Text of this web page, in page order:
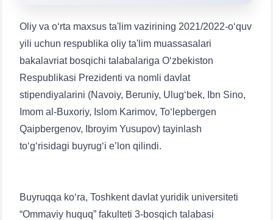
Oliy va o‘rta maxsus ta'lim vazirining 2021/2022-o‘quv
yili uchun respublika oliy ta'lim muassasalari
bakalavriat bosqichi talabalariga O‘zbekiston
Respublikasi Prezidenti va nomli davlat
stipendiyalarini (Navoiy, Beruniy, Ulug‘bek, Ibn Sino,
Imom al-Buxoriy, Islom Karimov, To‘lepbergen
Qaipbergenov, Ibroyim Yusupov) tayinlash
to‘g‘risidagi buyrug‘i e’lon qilindi.
Buyruqqa ko‘ra, Toshkent davlat yuridik universiteti
“Ommaviy huquq” fakulteti 3-bosqich talabasi